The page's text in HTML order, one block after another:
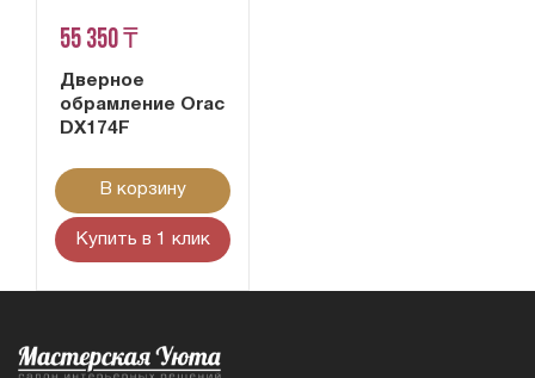
55 350 ₸
Дверное
обрамление Orac
DX174F
В корзину
Купить в 1 клик